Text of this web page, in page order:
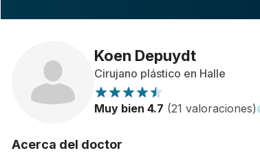
Koen Depuydt
Cirujano plástico en Halle
Muy bien 4.7 (21 valoraciones)
Acerca del doctor